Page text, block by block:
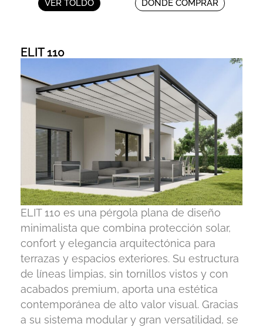
VER TOLDO DÓNDE COMPRAR
ELIT 110
ELIT 110 es una pérgola plana de diseño
minimalista que combina protección solar,
confort y elegancia arquitectónica para
terrazas y espacios exteriores. Su estructura
de líneas limpias, sin tornillos vistos y con
acabados premium, aporta una estética
contemporánea de alto valor visual. Gracias
a su sistema modular y gran versatilidad, se